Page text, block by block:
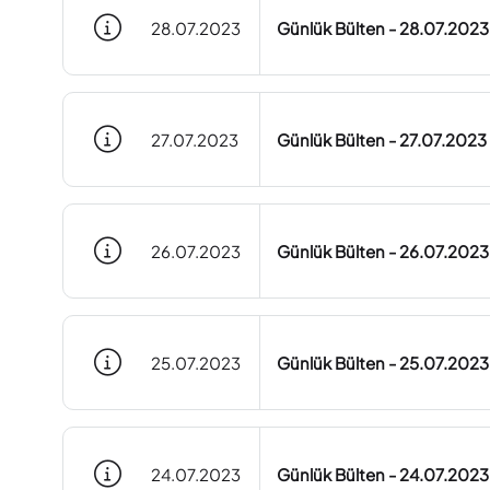
28.07.2023 Günlük Bülten - 28.07.2023
27.07.2023 Günlük Bülten - 27.07.2023
26.07.2023 Günlük Bülten - 26.07.2023
25.07.2023 Günlük Bülten - 25.07.2023
24.07.2023 Günlük Bülten - 24.07.2023